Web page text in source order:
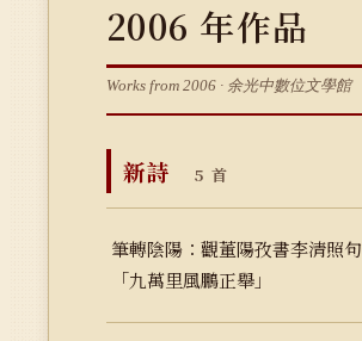
2006 年作品
Works from 2006 · 余光中數位文學館
新詩 5 首
筆轉陰陽：觀董陽孜書李清照句
「九萬里風鵬正舉」